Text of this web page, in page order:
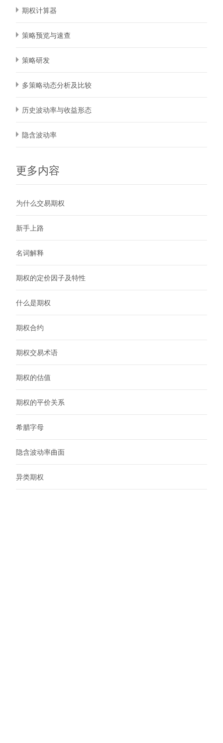
期权计算器
策略预览与速查
策略研发
多策略动态分析及比较
历史波动率与收益形态
隐含波动率
更多内容
为什么交易期权
新手上路
名词解释
期权的定价因子及特性
什么是期权
期权合约
期权交易术语
期权的估值
期权的平价关系
希腊字母
隐含波动率曲面
异类期权